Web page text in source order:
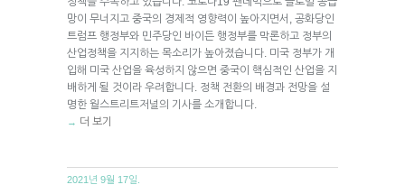
망이 무너지고 중국의 경제적 영향력이 높아지면서, 공화당인
트럼프 행정부와 민주당인 바이든 행정부를 막론하고 정부의
산업정책을 지지하는 목소리가 높아졌습니다. 미국 정부가 개
입해 미국 산업을 육성하지 않으면 중국이 핵심적인 산업을 지
배하게 될 것이라 우려합니다. 정책 전환의 배경과 전망을 설
명한 월스트리트저널의 기사를 소개합니다.
→ 더 보기
2021년 9월 17일.